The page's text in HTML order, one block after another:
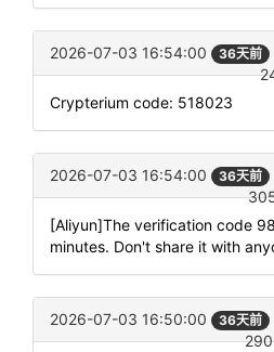
2026-07-03 16:54:00 36天前
Crypterium code: 518023
2026-07-03 16:54:00 36天前
[Aliyun]The verification code
minutes. Don't share it with
2026-07-03 16:50:00 36天前